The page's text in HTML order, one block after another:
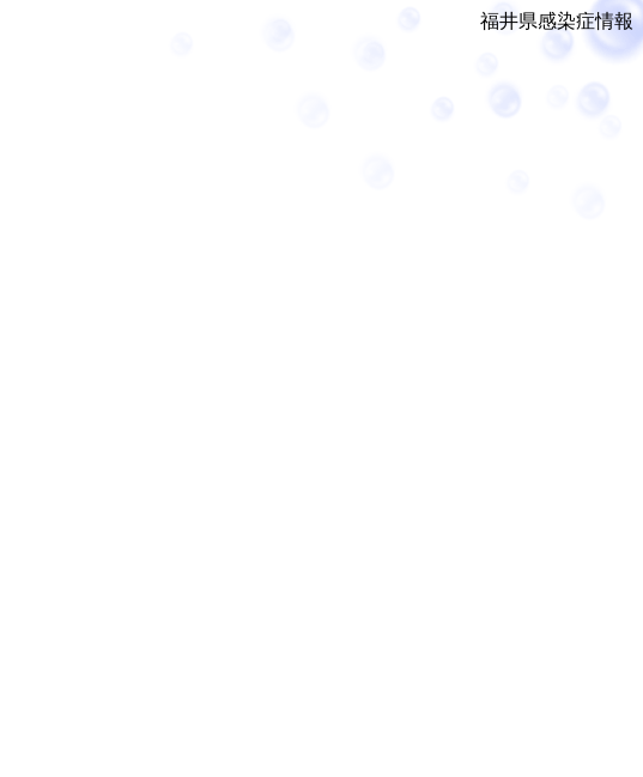
福井県感染症情報